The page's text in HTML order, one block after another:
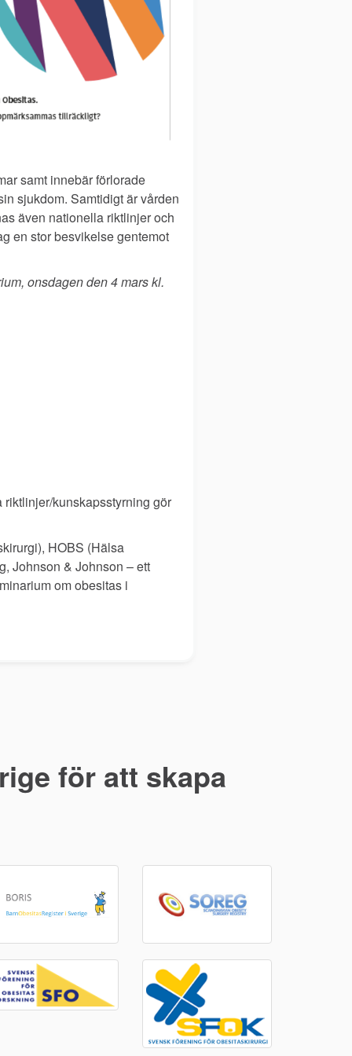
samt innebär förlorade
sjukdom. Samtidigt är vården
även nationella riktlinjer och
en stor besvikelse gentemot
onsdagen den 4 mars kl.
kunskapsstyrning gör
HOBS (Hälsa
Johnson & Johnson – ett
om obesitas i
för att skapa